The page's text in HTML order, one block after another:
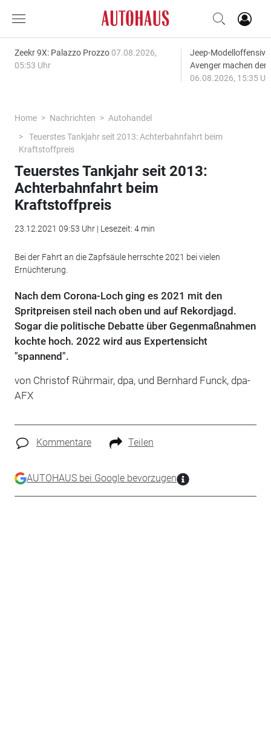
Zeekr 9X: Palazzo Prozzo 07.08.2026,
05:53 Uhr
Jeep-
Avenger machen
06.08.2026, 15:35
Home Nachrichten
Autohandel
Teuerstes Tankjahr seit 2013: Achterbahnfahrt beim
Kraftstoffpreis
Teuerstes Tankjahr seit 2013:
Achterbahnfahrt beim
Kraftstoffpreis
23.12.2021 09:53 Uhr | Lesezeit: 4 min
Bei der Fahrt an die Zapfsäule herrschte 2021 bei vielen
Ernüchterung.
Nach dem Corona-Loch ging es 2021 mit den
Spritpreisen steil nach oben und auf Rekordjagd.
Sogar die politische Debatte über Gegenmaßnahmen
kochte hoch. 2022 wird aus Expertensicht
"spannend".
von Christof Rührmair, dpa, und Bernhard Funck, dpa-
AFX
Kommentare Teilen
AUTOHAUS bei Google bevorzugen